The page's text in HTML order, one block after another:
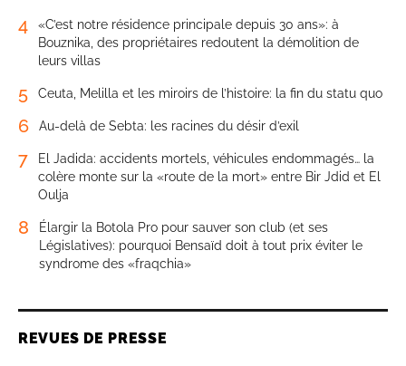
4
«C’est notre résidence principale depuis 30 ans»: à
Bouznika, des propriétaires redoutent la démolition de
leurs villas
5 Ceuta, Melilla et les miroirs de l’histoire: la fin du statu quo
6 Au-delà de Sebta: les racines du désir d’exil
7
El Jadida: accidents mortels, véhicules endommagés… la
colère monte sur la «route de la mort» entre Bir Jdid et El
Oulja
8
Élargir la Botola Pro pour sauver son club (et ses
Législatives): pourquoi Bensaïd doit à tout prix éviter le
syndrome des «fraqchia»
REVUES DE PRESSE